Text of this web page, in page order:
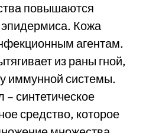
повышаются
Кожа
агентам.
из раны гной,
иммунной системы.
синтетическое
средство, которое